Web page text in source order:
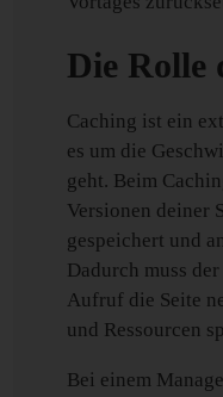
Die Rolle
Caching ist ein
es um die
geht. Beim
Versionen deiner
gespeichert und
Dadurch muss
Aufruf die Seite
und Ressourcen
Bei einem